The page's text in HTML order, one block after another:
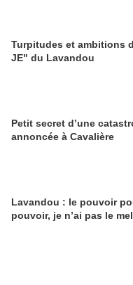
Turpitudes et ambitions
JE" du Lavandou
Petit secret d’une
annoncée à Cavalière
Lavandou : le pouvoir
pouvoir, je n’ai pas le